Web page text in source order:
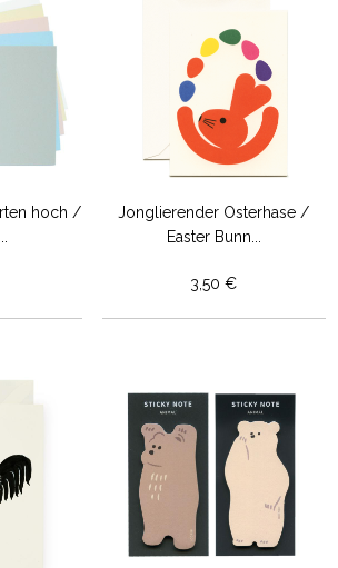
hoch /
Jonglierender Osterhase /
Easter Bunn...
3,50 €